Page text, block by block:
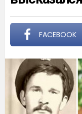
FACEBOOK